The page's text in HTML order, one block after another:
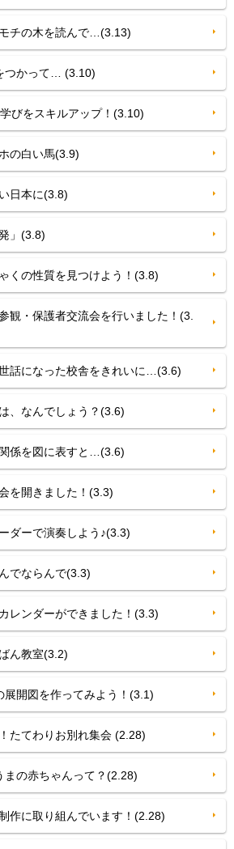
の木を読んで…(3.13)
かって… (3.10)
びをスキルアップ！(3.10)
白い馬(3.9)
日本に(3.8)
」(3.8)
の性質を見つけよう！(3.8)
観・保護者交流会を行いました！(3.
になった校舎をきれいに…(3.6)
なんでしょう？(3.6)
係を図に表すと…(3.6)
を開きました！(3.3)
ーで演奏しよう♪(3.3)
ならんで(3.3)
ンダーができました！(3.3)
ん教室(3.2)
開図を作ってみよう！(3.1)
たてわりお別れ集会 (2.28)
の赤ちゃんって？(2.28)
に取り組んでいます！(2.28)